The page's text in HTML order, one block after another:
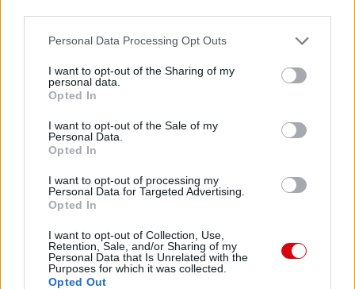
Please note that this website/app uses one or more Google
not limited to your visit or usage behaviour. You may click to
grant or deny consent to Google and its third-party tags to
use your data for below specified purposes in below Google
consent section.
Personal Data Processing Opt Outs
I want to opt-out of the Sharing of my
personal data.
Opted In
I want to opt-out of the Sale of my
Personal Data.
Opted In
I want to opt-out of processing my
Personal Data for Targeted Advertising.
Opted In
I want to opt-out of Collection, Use,
Retention, Sale, and/or Sharing of my
Personal Data that Is Unrelated with the
Purposes for which it was collected.
Opted Out
2026-08-08 17:00
1 nap 20 óra 33 perc 4 másodperc
Leeds Unitedvs Manchester United 2026-08-12 20:30
AC MilanvsManchester United
ELŐZŐ MÉRKŐZÉSEK
Támogatás